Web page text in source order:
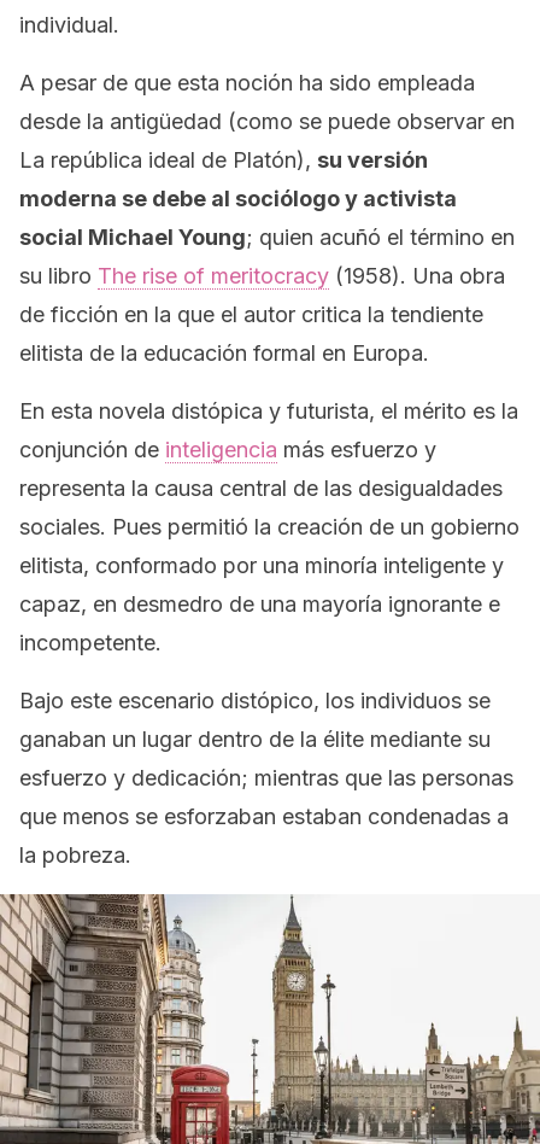
individual.
A pesar de que esta noción ha sido empleada
desde la antigüedad (como se puede observar en
La república ideal de Platón), su versión
moderna se debe al sociólogo y activista
social Michael Young; quien acuñó el término en
su libro The rise of meritocracy (1958). Una obra
de ficción en la que el autor critica la tendiente
elitista de la educación formal en Europa.
En esta novela distópica y futurista, el mérito es la
conjunción de inteligencia más esfuerzo y
representa la causa central de las desigualdades
sociales. Pues permitió la creación de un gobierno
elitista, conformado por una minoría inteligente y
capaz, en desmedro de una mayoría ignorante e
incompetente.
Bajo este escenario distópico, los individuos se
ganaban un lugar dentro de la élite mediante su
esfuerzo y dedicación; mientras que las personas
que menos se esforzaban estaban condenadas a
la pobreza.